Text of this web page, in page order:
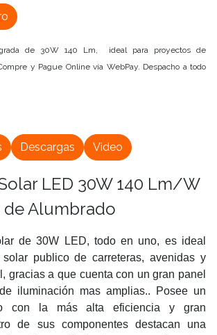
de 30W 140 Lm, ideal para proyectos de
y Pague Online vía WebPay. Despacho a todo
LED 30W 140 Lm/W
de Alumbrado
de 30W LED, todo en uno, es ideal
solar publico de carreteras, avenidas y
gracias a que cuenta con un gran panel
iluminación mas amplias.. Posee un
con la más alta eficiencia y gran
de sus componentes destacan una
Descargas Video